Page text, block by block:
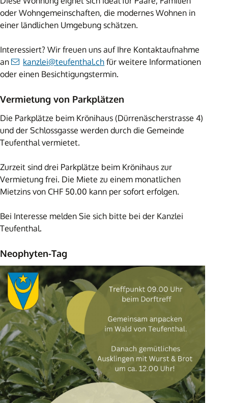
oder Wohngemeinschaften, die modernes Wohnen in
einer ländlichen Umgebung schätzen.
Interessiert? Wir freuen uns auf Ihre Kontaktaufnahme
an
kanzlei@teufenthal.ch für weitere Informationen
oder einen Besichtigungstermin.
Vermietung von Parkplätzen
Die Parkplätze beim Krönihaus (Dürrenäscherstrasse 4)
und der Schlossgasse werden durch die Gemeinde
Teufenthal vermietet.
Zurzeit sind drei Parkplätze beim Krönihaus zur
Vermietung frei. Die Miete zu einem monatlichen
Mietzins von CHF 50.00 kann per sofort erfolgen.
Bei Interesse melden Sie sich bitte bei der Kanzlei
Teufenthal.
Neophyten-Tag